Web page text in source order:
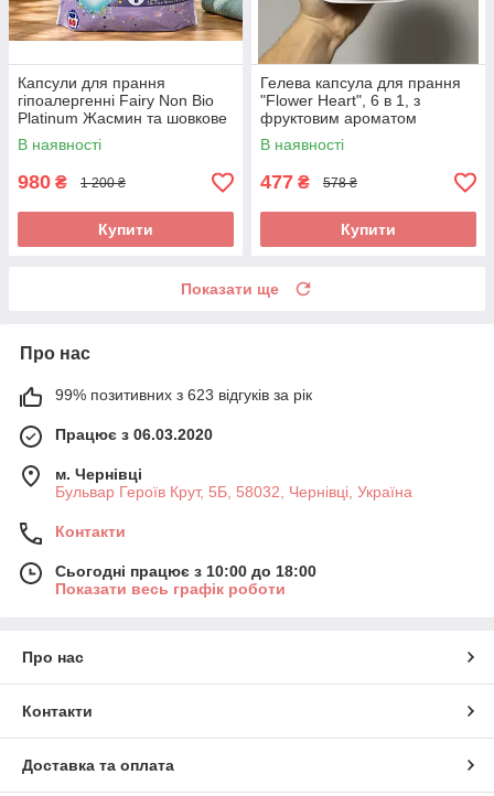
Капсули для прання
гіпоалергенні Fairy Non Bio
Platinum Жасмин та шовкове
дерево Silk Tree Blossom &
Jasmine 60шт
В наявності
980 ₴ 1 200 ₴
Купити
Гелева капсула для прання
"Flower Heart", 6 в 1, з
фруктовим ароматом
В наявності
477 ₴ 578 ₴
Купити
Показати ще
Про нас
99% позитивних з 623 відгуків за рік
Працює з 06.03.2020
м. Чернівці
Бульвар Героїв Крут, 5Б, 58032, Чернівці, Україна
Контакти
Сьогодні працює з 10:00 до 18:00
Показати весь графік роботи
Про нас
Контакти
Доставка та оплата